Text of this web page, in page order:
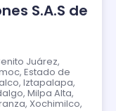
S.A.S de
Juárez,
Estado de
Iztapalapa,
Milpa Alta,
Xochimilco,